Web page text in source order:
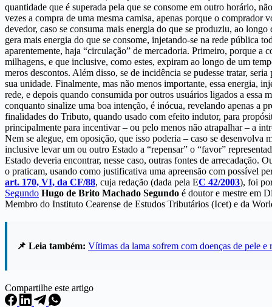
quantidade que é superada pela que se consome em outro horário,
vezes a compra de uma mesma camisa, apenas porque o
devedor, caso se consuma mais energia do que se produziu, ao
gera mais energia do que se consome, injetando-se na rede pública
aparentemente, haja “circulação” de mercadoria. Primeiro, porque a
milhagens, e que inclusive, como estes, expiram ao longo de um
meros descontos. Além disso, se de incidência se pudesse tratar,
sua unidade. Finalmente, mas não menos importante, essa energia,
rede, e depois quando consumida por outros usuários ligados a
conquanto sinalize uma boa intenção, é inócua, revelando apenas a
finalidades do Tributo, quando usado com efeito indutor, para
principalmente para incentivar – ou pelo menos não atrapalhar – a
Nem se alegue, em oposição, que isso poderia – caso se
inclusive levar um ou outro Estado a “repensar” o “favor”
Estado deveria encontrar, nesse caso, outras fontes de arrecadação.
o praticam, usando como justificativa uma apreensão com possível
art. 170, VI, da CF/88, cuja redação (dada pela EC 42/2003), foi
Segundo Hugo de Brito Machado Segundo é doutor e mestre em
Membro do Instituto Cearense de Estudos Tributários (Icet) e da
📌 Leia também: Vítimas da lama sofrem com doenças de pele e
Compartilhe este artigo